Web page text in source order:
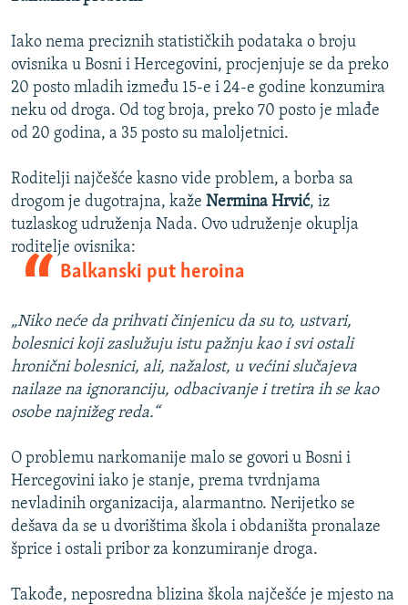
Iako nema preciznih statističkih podataka o broju
ovisnika u Bosni i Hercegovini, procjenjuje se da preko
20 posto mladih između 15-e i 24-e godine konzumira
neku od droga. Od tog broja, preko 70 posto je mlađe
od 20 godina, a 35 posto su maloljetnici.
Roditelji najčešće kasno vide problem, a borba sa
drogom je dugotrajna, kaže Nermina Hrvić, iz
tuzlaskog udruženja Nada. Ovo udruženje okuplja
roditelje ovisnika:
Balkanski put heroina
„Niko neće da prihvati činjenicu da su to, ustvari,
bolesnici koji zaslužuju istu pažnju kao i svi ostali
hronični bolesnici, ali, nažalost, u većini slučajeva
nailaze na ignoranciju, odbacivanje i tretira ih se kao
osobe najnižeg reda.“
O problemu narkomanije malo se govori u Bosni i
Hercegovini iako je stanje, prema tvrdnjama
nevladinih organizacija, alarmantno. Nerijetko se
dešava da se u dvorištima škola i obdaništa pronalaze
šprice i ostali pribor za konzumiranje droga.
Takođe, neposredna blizina škola najčešće je mjesto na